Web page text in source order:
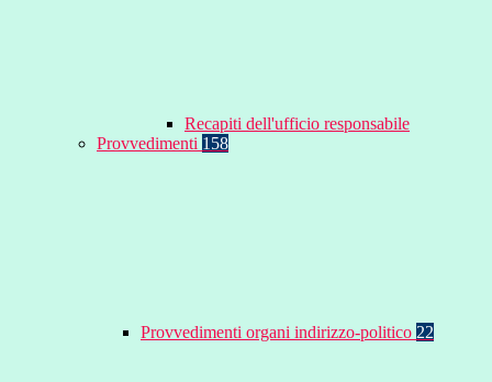
Recapiti dell'ufficio responsabile
Provvedimenti 158
Provvedimenti organi indirizzo-politico 22